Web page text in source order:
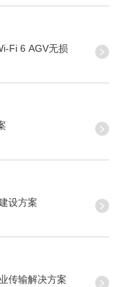
Fi 6 AGV无损
设方案
传输解决方案